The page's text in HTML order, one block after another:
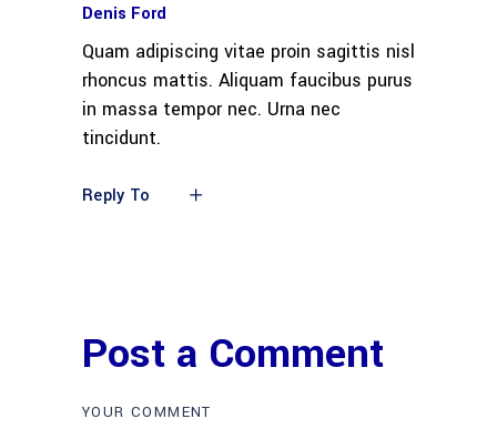
Denis Ford
Quam adipiscing vitae proin sagittis nisl
rhoncus mattis. Aliquam faucibus purus
in massa tempor nec. Urna nec
tincidunt.
Reply To
Post a Comment